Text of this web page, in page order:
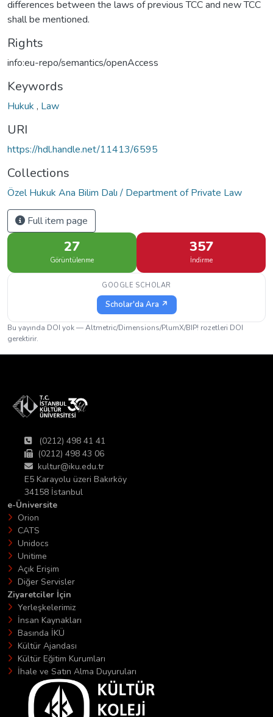
differences between the laws of previous TCC and new TCC
shall be mentioned.
Rights
info:eu-repo/semantics/openAccess
Keywords
Hukuk , Law
URI
https://hdl.handle.net/11413/6595
Collections
Özel Hukuk Ana Bilim Dalı / Department of Private Law
Full item page
27
Görüntülenme
357
İndirme
GOOGLE SCHOLAR
Scholar'da Ara ↗
Bu yayında DOI yok — Altmetric/Dimensions/PlumX/BIP! rozetleri DOI
gerektirir.
(0212) 498 41 41
(0212) 498 43 06
kultur@iku.edu.tr
E5 Karayolu üzeri Bakırköy
34158 İstanbul
e-Üniversite
Orion
CATS
Unidocs
Unitime
Açık Erişim
Diğer Servisler
Ziyaretciler İçin
Yerleşkelerimiz
İnsan Kaynakları
Basında İKÜ
Kültür Ajandası
Kültür Eğitim Kurumları
İhale ve Satın Alma Duyuruları